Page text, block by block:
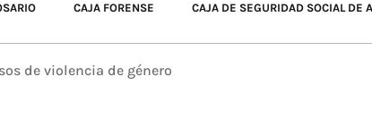
CAJA FORENSE CAJA DE SEGURIDAD SOCIAL DE
de violencia de género